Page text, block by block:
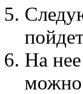
На
можно